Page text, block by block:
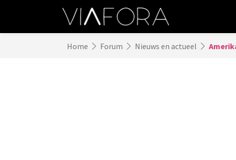
Home Forum Nieuws en actueel